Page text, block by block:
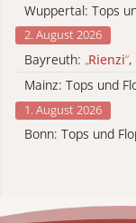
Wuppertal: Tops
2. August 2026
Bayreuth: „Rienzi“,
Mainz: Tops und
1. August 2026
Bonn: Tops und